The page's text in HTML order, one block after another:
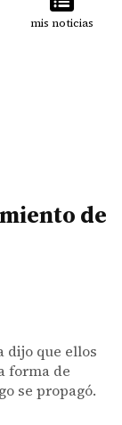
mis noticias
de
dijo que ellos
forma de
se propagó.